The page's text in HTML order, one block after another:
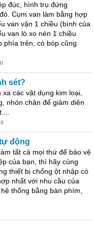
đúc, hình trụ đứng
Cụm van làm bằng hợp
van vặn 1 chiều (bình của
van lò xo nén 1 chiều
phía trên, cò bóp cũng
sét?
các vật dụng kim loại,
nhón chân để giảm diện
động
tất cả mọi thứ để bảo vệ
của bạn, thì hãy cùng
thiết bị chống ột nhập có
nhất với nhu cầu của
thống bằng bàn phím,